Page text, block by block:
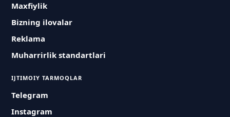
Maxfiylik
Bizning ilovalar
Reklama
Muharrirlik standartlari
IJTIMOIY TARMOQLAR
Telegram
Instagram